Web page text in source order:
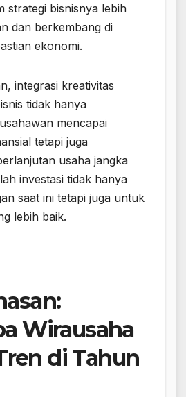
strategi bisnisnya lebih
dan berkembang di
ekonomi.
integrasi kreativitas
tidak hanya
mencapai
tetapi juga
usaha jangka
investasi tidak hanya
saat ini tetapi juga untuk
lebih baik.
Wirausaha
di Tahun